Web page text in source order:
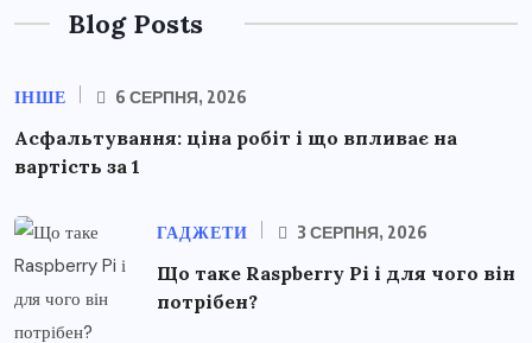
Blog Posts
ІНШЕ 6 СЕРПНЯ, 2026
Асфальтування: ціна робіт і що впливає на
вартість за 1
ГАДЖЕТИ 3 СЕРПНЯ, 2026
Що таке Raspberry Pi і для чого він
потрібен?